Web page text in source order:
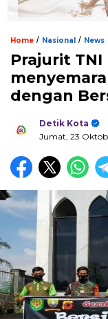
Home / Nasional / News
Prajurit TNI
dengan
Detik Kota
Jumat, 23